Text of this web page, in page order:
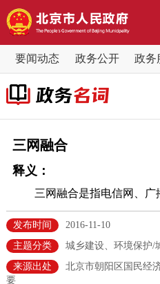
要闻动态 政务公开 政务
要闻动态
党中央精神
各区热点
政务公开
市领导 机构
三网融合
释义：
三网融合是指电信网、广
发布时间
2016-11-10
主题分类
城乡建设、环境保护/
来源出处
北京市朝阳区国民经
要